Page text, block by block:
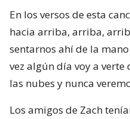
En los versos de esta
hacia arriba, arriba,
sentarnos ahí de la
vez algún día voy a verte
las nubes y nunca
Los amigos de Zach